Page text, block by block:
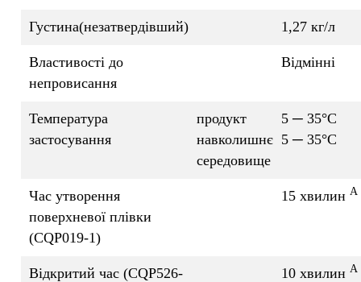
Густина(незатвердівший) 1,27 кг/л
Властивості до
непровисання
Відмінні
Температура
застосування
продукт
навколишнє
середовище
5 ─ 35°C
5 ─ 35°C
Час утворення
поверхневої плівки
(CQP019-1)
15 хвилин A
Відкритий час (CQP526-
10 хвилин A